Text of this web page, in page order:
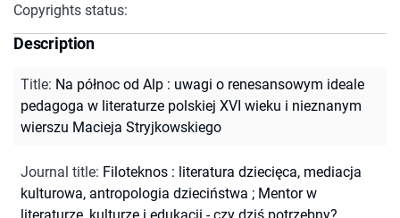
Copyrights status:
Description
Title: Na północ od Alp : uwagi o renesansowym ideale
pedagoga w literaturze polskiej XVI wieku i nieznanym
wierszu Macieja Stryjkowskiego
Journal title: Filoteknos : literatura dziecięca, mediacja
kulturowa, antropologia dzieciństwa ; Mentor w
literaturze, kulturze i edukacji - czy dziś potrzebny?